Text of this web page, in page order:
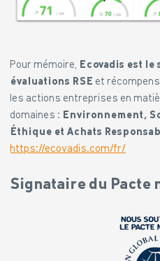
Pour mémoire, Ecovadis est
évaluations RSE et
les actions entreprises en
domaines : Environnement,
Éthique et Achats
https://ecovadis.com/fr/
Signataire du Pacte